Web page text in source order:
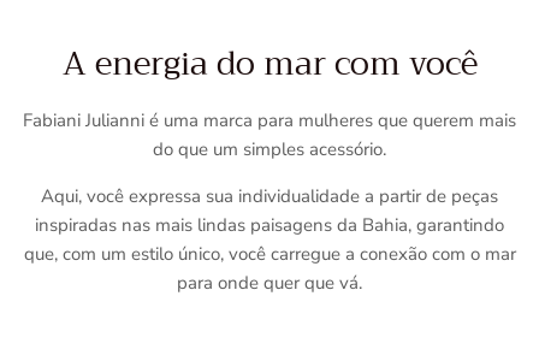
A energia do mar com você
Fabiani Julianni é uma marca para mulheres que querem mais
do que um simples acessório.
Aqui, você expressa sua individualidade a partir de peças
inspiradas nas mais lindas paisagens da Bahia, garantindo
que, com um estilo único, você carregue a conexão com o mar
para onde quer que vá.